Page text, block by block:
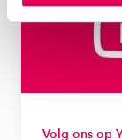
instellen welke
toestemming
Volg ons op